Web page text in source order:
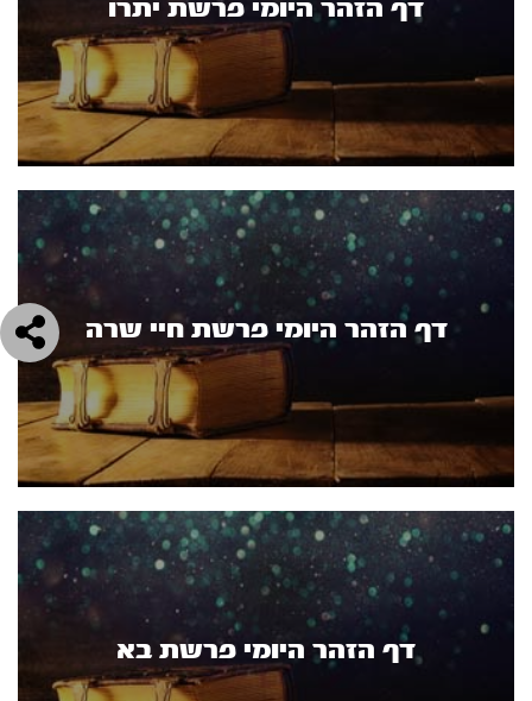
דף הזהר היומי פרשת יתרו
דף הזהר היומי פרשת חיי שרה
דף הזהר היומי פרשת בא